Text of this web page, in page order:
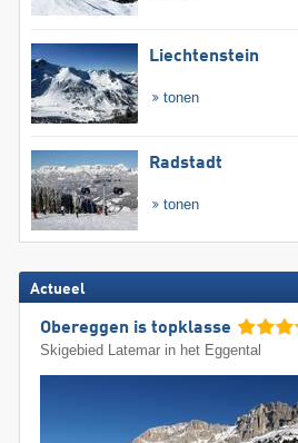
Liechtenstein
tonen
Radstadt
tonen
Actueel
Obereggen is topklasse
Skigebied Latemar in het Eggental